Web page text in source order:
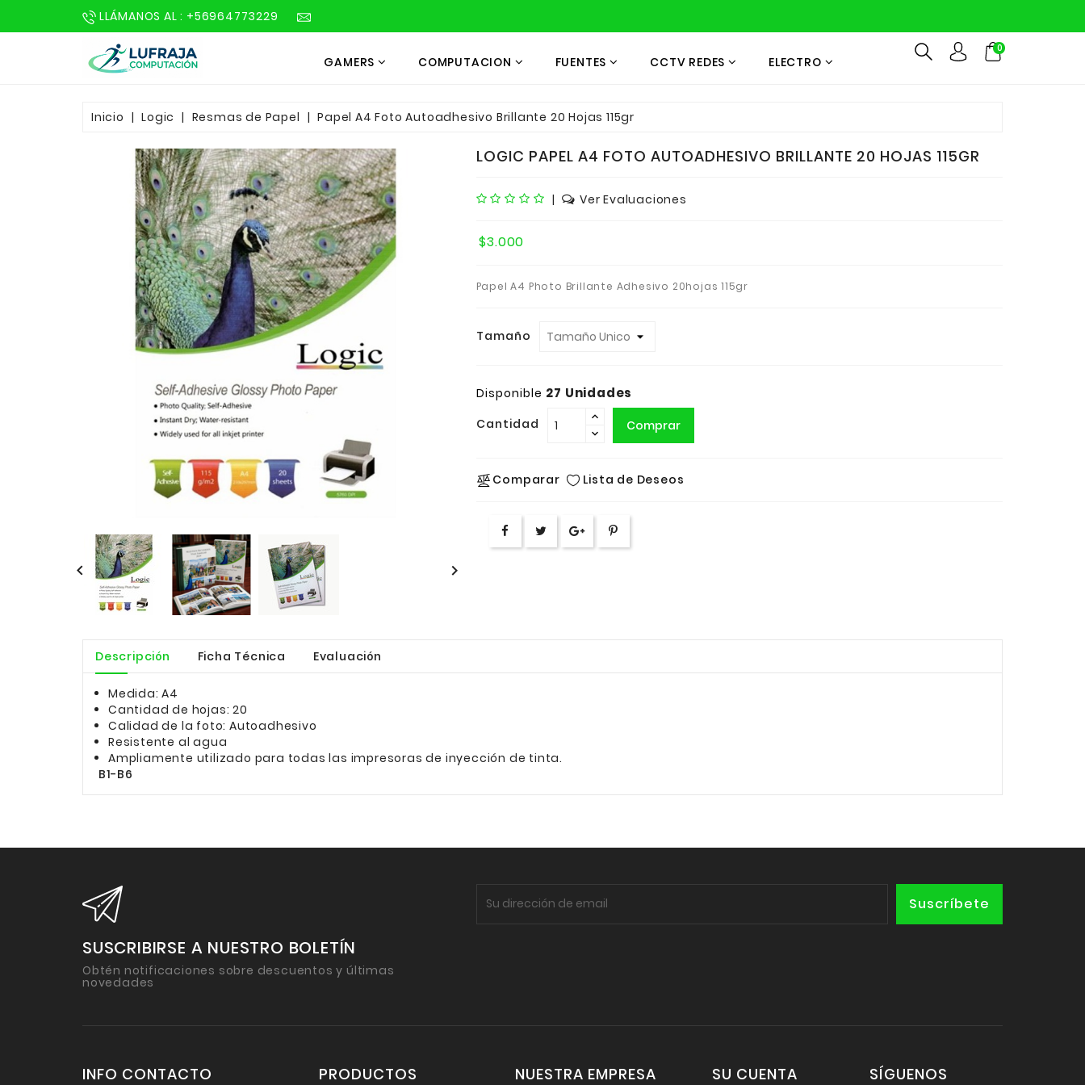
LLÁMANOS AL : +56964773229
GAMERS COMPUTACION FUENTES CCTV REDES ELECTRO
0
Inicio Logic Resmas de Papel Papel A4 Foto Autoadhesivo Brillante 20 Hojas 115gr
 
LOGIC PAPEL A4 FOTO AUTOADHESIVO BRILLANTE 20 HOJAS 115GR
| Ver Evaluaciones
$3.000
Papel A4 Photo Brillante Adhesivo 20hojas 115gr
Tamaño
Disponible 27 Unidades
Cantidad Comprar
Comparar Lista de Deseos
Descripción Ficha Técnica Evaluación
Medida: A4
Cantidad de hojas: 20
Calidad de la foto: Autoadhesivo
Resistente al agua
Ampliamente utilizado para todas las impresoras de inyección de tinta.
B1-B6
SUSCRIBIRSE A NUESTRO BOLETÍN
Obtén notificaciones sobre descuentos y últimas
novedades
INFO CONTACTO PRODUCTOS NUESTRA EMPRESA SU CUENTA SÍGUENOS